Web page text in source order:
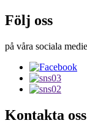
Följ oss
på våra sociala
Kontakta oss